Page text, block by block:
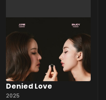
Denied Love
2025